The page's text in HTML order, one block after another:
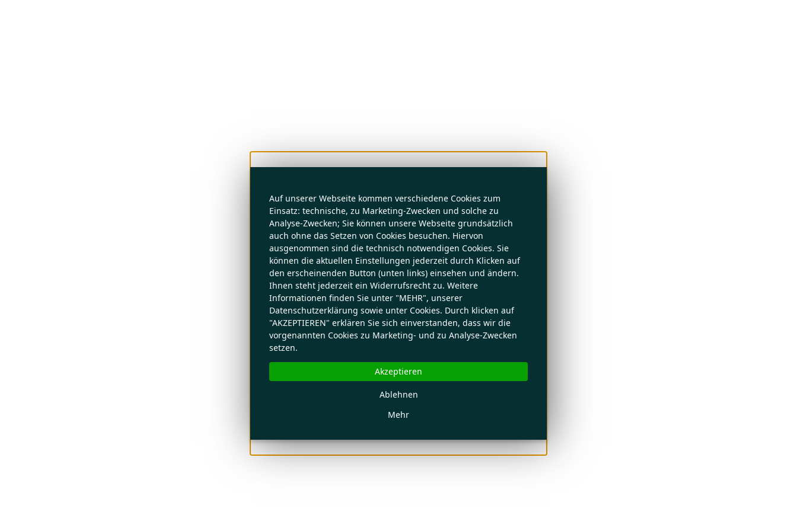
Auf unserer Webseite kommen verschiedene Cookies zum
Einsatz: technische, zu Marketing-Zwecken und solche zu
Analyse-Zwecken; Sie können unsere Webseite grundsätzlich
auch ohne das Setzen von Cookies besuchen. Hiervon
ausgenommen sind die technisch notwendigen Cookies. Sie
können die aktuellen Einstellungen jederzeit durch Klicken auf
den erscheinenden Button (unten links) einsehen und ändern.
Ihnen steht jederzeit ein Widerrufsrecht zu. Weitere
Informationen finden Sie unter "MEHR", unserer
Datenschutzerklärung sowie unter Cookies. Durch klicken auf
"AKZEPTIEREN" erklären Sie sich einverstanden, dass wir die
vorgenannten Cookies zu Marketing- und zu Analyse-Zwecken
setzen.
Mehr
Ablehnen
Akzeptieren